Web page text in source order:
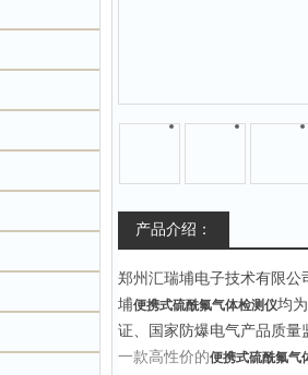
产品介绍：
郑州汇瑞埔电子技术有限
埔便携式硫酰氟气体检测仪均
证、国家防爆电气产品质
一款高性价的便携式硫酰氟气